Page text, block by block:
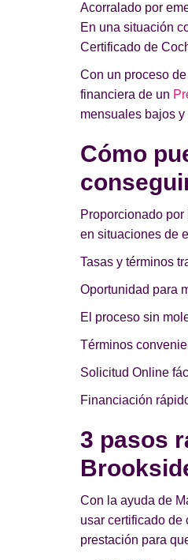
Acorralado por
En una situación
Certificado de
Con un proceso
financiera de un
mensuales bajos
Cómo
Proporcionado
en situaciones de
Tasas y términos
Oportunidad para
El proceso sin
Términos
Solicitud Online
Financiación
3 pasos
Con la ayuda de
usar certificado de
prestación para